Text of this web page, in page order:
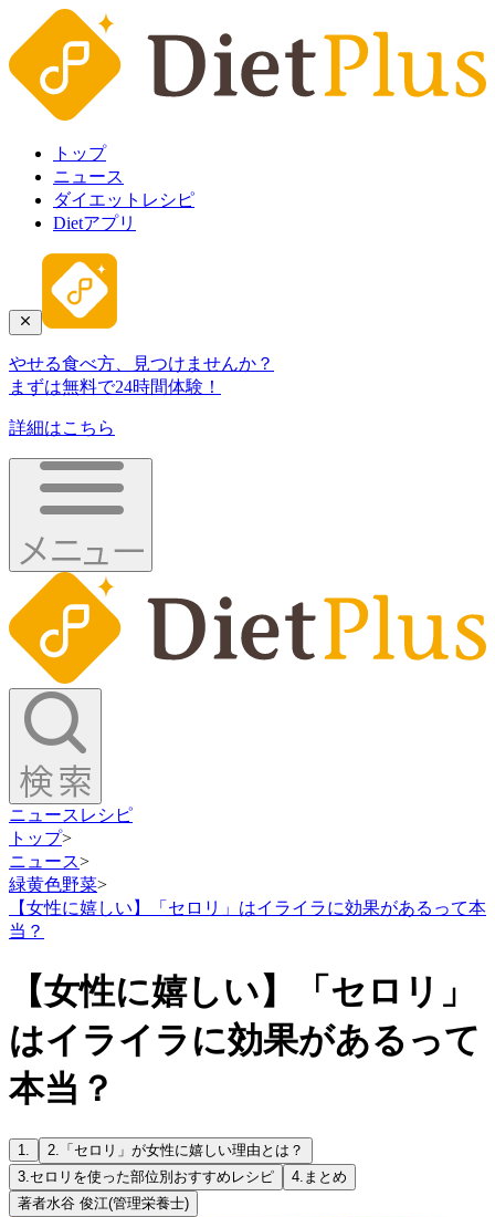
トップ
ニュース
ダイエットレシピ
Dietアプリ
やせる食べ方、見つけませんか？
まずは無料で24時間体験！
詳細はこちら
ニュース レシピ
トップ>
ニュース>
緑黄色野菜>
【女性に嬉しい】「セロリ」はイライラに効果があるって本
当？
【女性に嬉しい】「セロリ」
はイライラに効果があるって
本当？
1. 2. 「セロリ」が女性に嬉しい理由とは？
3.セロリを使った部位別おすすめレシピ 4. まとめ
著者水谷 俊江(管理栄養士)